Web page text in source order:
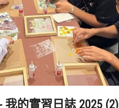
我的實習日誌 2025 (2)